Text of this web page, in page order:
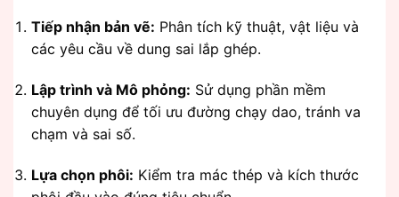
Tiếp nhận bản vẽ: Phân tích kỹ thuật, vật liệu và
các yêu cầu về dung sai lắp ghép.
Lập trình và Mô phỏng: Sử dụng phần mềm
chuyên dụng để tối ưu đường chạy dao, tránh va
chạm và sai số.
Lựa chọn phôi: Kiểm tra mác thép và kích thước